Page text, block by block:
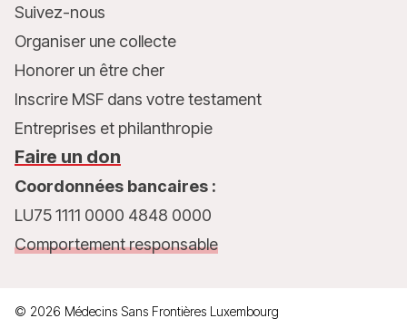
Suivez-nous
Organiser une collecte
Honorer un être cher
Inscrire MSF dans votre testament
Entreprises et philanthropie
Faire un don
Coordonnées bancaires :
LU75 1111 0000 4848 0000
Comportement responsable
© 2026 Médecins Sans Frontières Luxembourg